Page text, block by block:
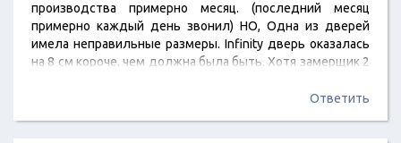
производства примерно месяц. (последний месяц
примерно каждый день звонил) НО, Одна из дверей
имела неправильные размеры. Infinity дверь оказалась
на 8 см короче, чем должна была быть. Хотя замерщик 2
(После паркета и потолка) Обещали, что исправят - и до
Ответить